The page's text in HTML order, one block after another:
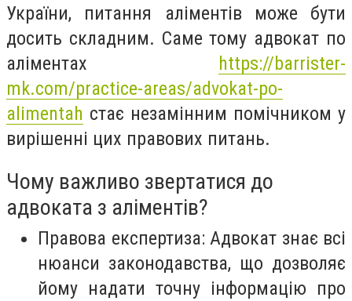
України, питання аліментів може бути
досить складним. Саме тому адвокат по
аліментах
https://barrister-
mk.com/practice-areas/advokat-po-
alimentah стає незамінним помічником у
вирішенні цих правових питань.
Чому важливо звертатися до
адвоката з аліментів?
Правова експертиза: Адвокат знає всі
нюанси законодавства, що дозволяє
йому надати точну інформацію про